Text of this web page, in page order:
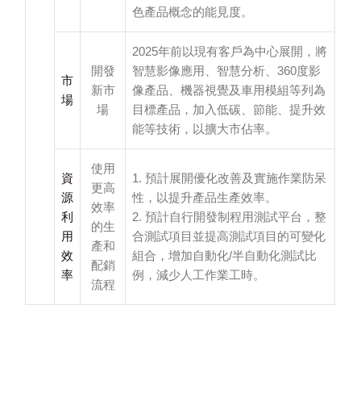
色產品概念的能見度。
市
場
開發
新市
場
2025年前以現有客戶為中心展開，將
智慧影像應用、智慧分析、360度影
像產品、機器視覺及車用模組等列為
目標產品，加入低碳、節能、提升效
能等技術，以擴大市佔率。
資
源
利
用
效
率
使用
更高
效率
的生
產和
配銷
流程
1. 預計展開優化改善及實施作業防呆
性，以提升產品生產效率。
2. 預計自行開發制程用測試平台，整
合測試項目並提高測試項目的可變化
組合，增加自動化/半自動化測試比
例，減少人工作業工時。